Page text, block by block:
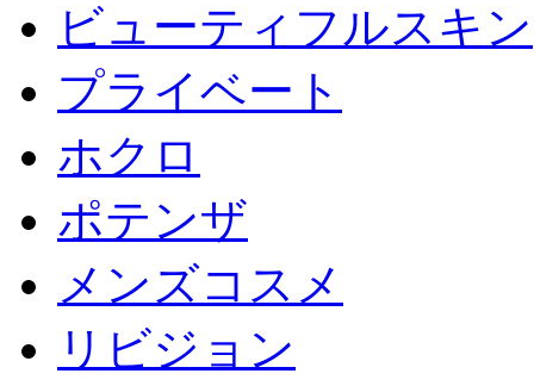
ビューティフルスキン
プライベート
ホクロ
ポテンザ
メンズコスメ
リビジョン